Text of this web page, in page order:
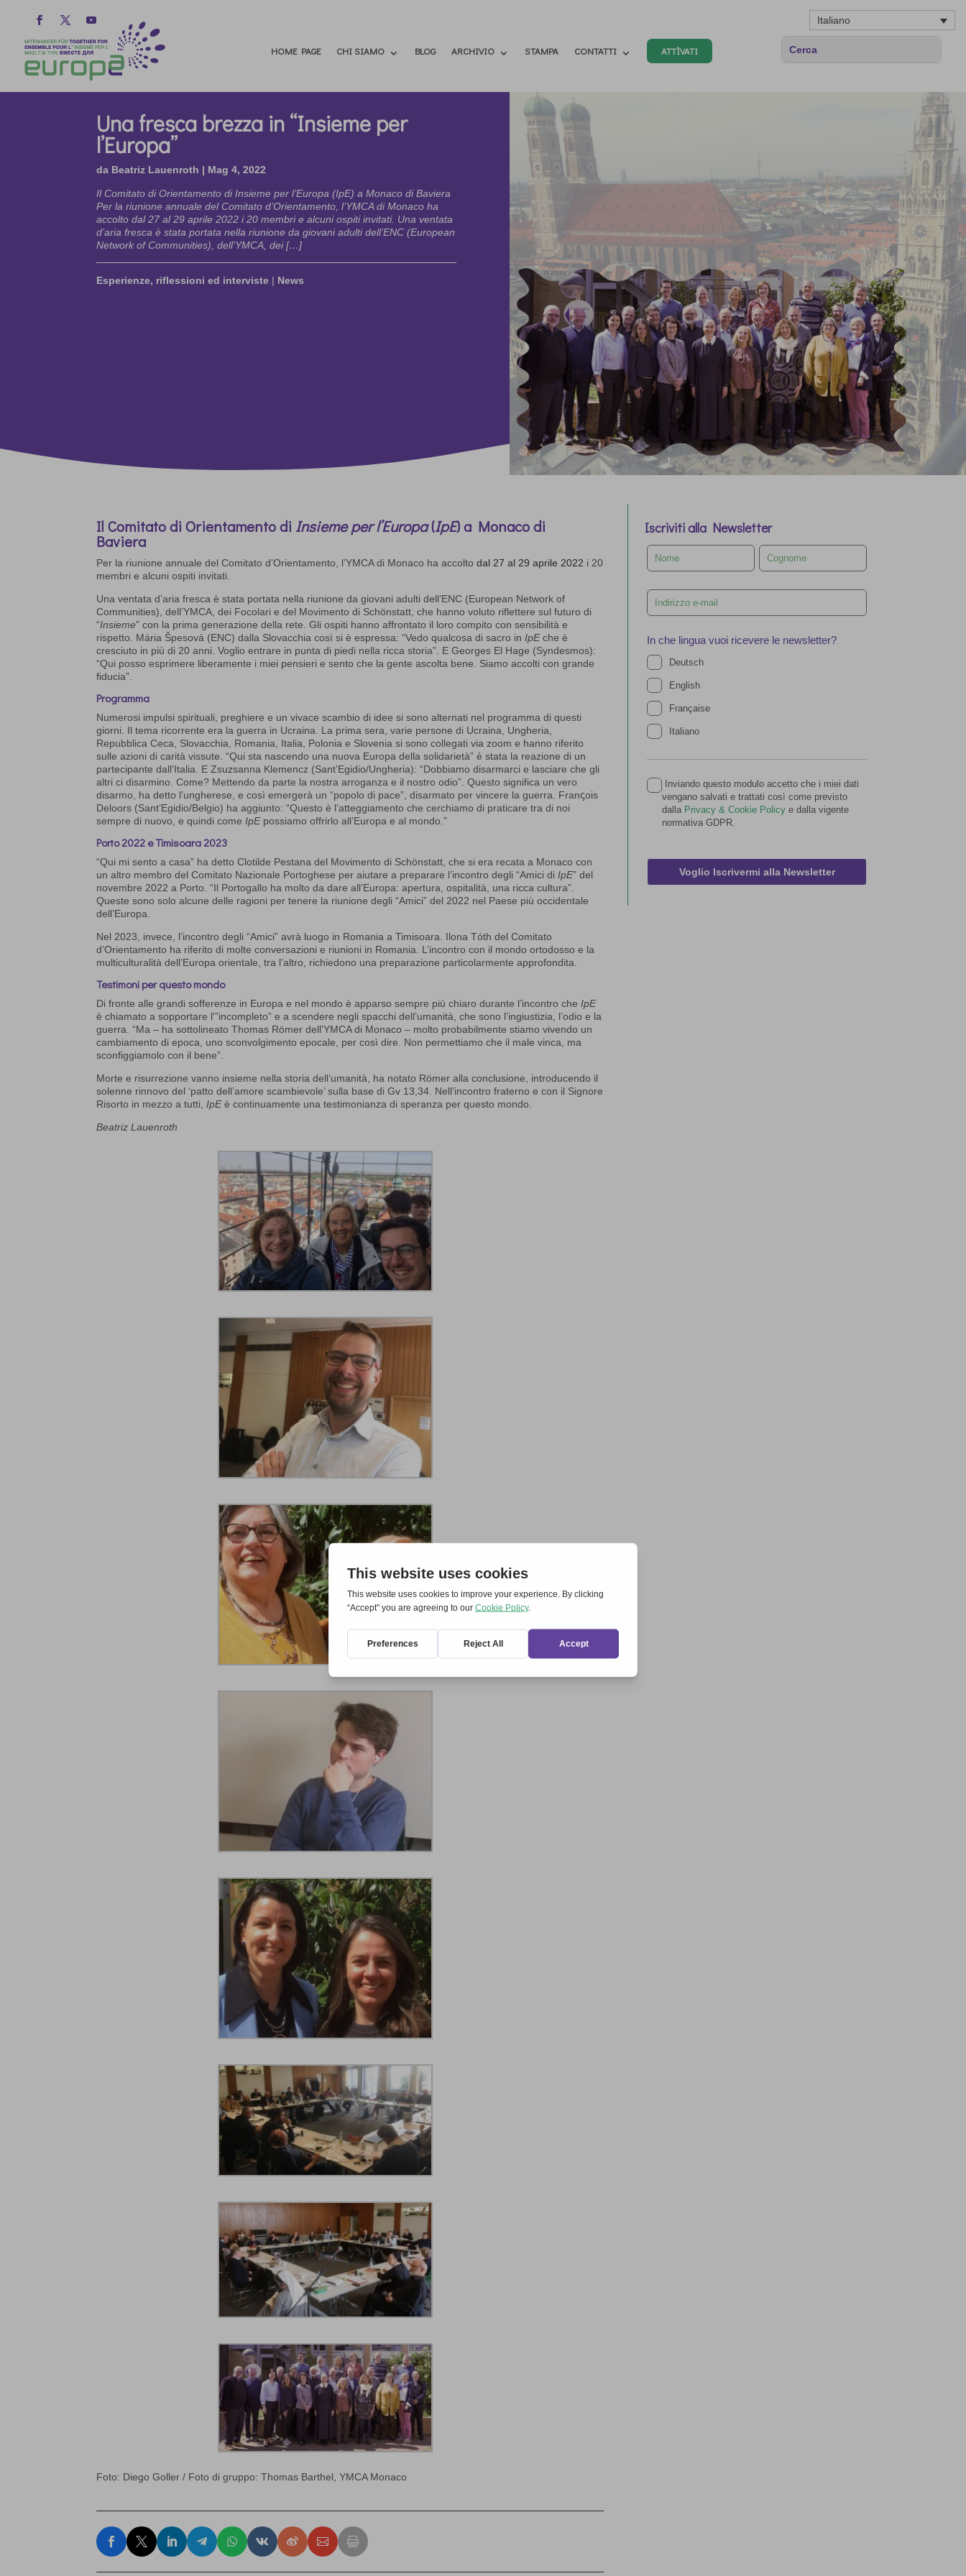
Italiano
HOME PAGE CHI SIAMO BLOG ARCHIVIO STAMPA CONTATTI ATTÌVATI
Una fresca brezza in “Insieme per
l’Europa”
da Beatriz Lauenroth | Mag 4, 2022
Il Comitato di Orientamento di Insieme per l’Europa (IpE) a Monaco di Baviera
Per la riunione annuale del Comitato d’Orientamento, l’YMCA di Monaco ha
accolto dal 27 al 29 aprile 2022 i 20 membri e alcuni ospiti invitati. Una ventata
d’aria fresca è stata portata nella riunione da giovani adulti dell’ENC (European
Network of Communities), dell’YMCA, dei […]
Esperienze, riflessioni ed interviste | News
Il Comitato di Orientamento di Insieme per l’Europa(IpE) a Monaco di
Baviera
Per la riunione annuale del Comitato d’Orientamento, l’YMCA di Monaco ha accoltodal 27 al 29 aprile 2022 i 20
membri e alcuni ospiti invitati.
Una ventata d’aria fresca è stata portata nella riunione da giovani adulti dell’ENC (European Network of
Communities), dell’YMCA, dei Focolari e del Movimento di Schönstatt, che hanno voluto riflettere sul futuro di
“Insieme” con la prima generazione della rete. Gli ospiti hanno affrontato il loro compito con sensibilità e
rispetto. Mária Špesová (ENC) dalla Slovacchia così si è espressa: “Vedo qualcosa di sacro inIpEche è
cresciuto in più di 20 anni. Voglio entrare in punta di piedi nella ricca storia”. E Georges El Hage (Syndesmos):
“Qui posso esprimere liberamente i miei pensieri e sento che la gente ascolta bene. Siamo accolti con grande
fiducia”.
Programma
Numerosi impulsi spirituali, preghiere e un vivace scambio di idee si sono alternati nel programma di questi
giorni. Il tema ricorrente era la guerra in Ucraina. La prima sera, varie persone di Ucraina, Ungheria,
Repubblica Ceca, Slovacchia, Romania, Italia, Polonia e Slovenia si sono collegati via zoom e hanno riferito
sulle azioni di carità vissute. “Qui sta nascendo una nuova Europa della solidarietà” è stata la reazione di un
partecipante dall’Italia. E Zsuzsanna Klemencz (Sant’Egidio/Ungheria): “Dobbiamo disarmarci e lasciare che gli
altri ci disarmino. Come? Mettendo da parte la nostra arroganza e il nostro odio”. Questo significa un vero
disarmo, ha detto l’ungherese, e così emergerà un “popolo di pace”, disarmato per vincere la guerra. Franꞔois
Deloors (Sant’Egidio/Belgio) ha aggiunto: “Questo è l’atteggiamento che cerchiamo di praticare tra di noi
sempre di nuovo, e quindi comeIpEpossiamo offrirlo all’Europa e al mondo.”
Porto 2022 e Timisoara 2023
“Qui mi sento a casa” ha detto Clotilde Pestana del Movimento di Schönstatt, che si era recata a Monaco con
un altro membro del Comitato Nazionale Portoghese per aiutare a preparare l’incontro degli “Amici diIpE” del
novembre 2022 a Porto. “Il Portogallo ha molto da dare all’Europa: apertura, ospitalità, una ricca cultura”.
Queste sono solo alcune delle ragioni per tenere la riunione degli “Amici” del 2022 nel Paese più occidentale
dell’Europa.
Nel 2023, invece, l’incontro degli “Amici” avrà luogo in Romania a Timisoara. Ilona Tóth del Comitato
d’Orientamento ha riferito di molte conversazioni e riunioni in Romania. L’incontro con il mondo ortodosso e la
multiculturalità dell’Europa orientale, tra l’altro, richiedono una preparazione particolarmente approfondita.
Testimoni per questo mondo
Di fronte alle grandi sofferenze in Europa e nel mondo è apparso sempre più chiaro durante l’incontro cheIpE
è chiamato a sopportare l'”incompleto” e a scendere negli spacchi dell’umanità, che sono l’ingiustizia, l’odio e la
guerra. “Ma – ha sottolineato Thomas Römer dell’YMCA di Monaco – molto probabilmente stiamo vivendo un
cambiamento di epoca, uno sconvolgimento epocale, per così dire. Non permettiamo che il male vinca, ma
sconfiggiamolo con il bene”.
Morte e risurrezione vanno insieme nella storia dell’umanità, ha notato Römer alla conclusione, introducendo il
solenne rinnovo del ‘patto dell’amore scambievole’ sulla base di Gv 13,34. Nell’incontro fraterno e con il Signore
Risorto in mezzo a tutti,IpEè continuamente una testimonianza di speranza per questo mondo.
Beatriz Lauenroth
Foto: Diego Goller / Foto di gruppo:Thomas Barthel,YMCA Monaco
Iscriviti alla Newsletter
Leave
this
field
In che lingua vuoi ricevere le newsletter?
Deutsch
English
Française
Italiano
Inviando questo modulo accetto che i miei dati
vengano salvati e trattati così come previsto
dalla Privacy & Cookie Policy e dalla vigente
normativa GDPR.
Voglio Iscrivermi alla Newsletter